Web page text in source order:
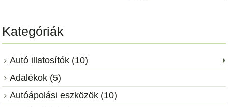
Kategóriák
Autó illatosítók (10)
Adalékok (5)
Autóápolási eszközök (10)